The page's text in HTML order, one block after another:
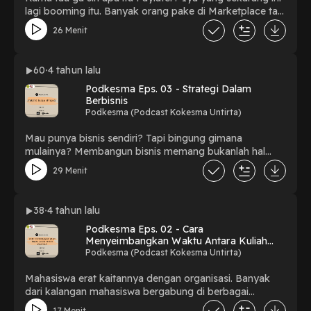
lagi booming itu. Banyak orang pake di Marketplace tapi
Paylater ga cuma di Marketplace aja loh! Kamu udah tau
seberapa banyak nih tentang Paylater? Yuk dengerin
Instagram : @azmiryan1 ----------------------------------
-------------------------------- IG : kokesmauntirta Blog
: kokesmaofficial.blogspot.com Email :
kokesmaofficial@gmail.com Business :
kokesmartuntirta ------------------------------------------
#BravoKopma #KokesmaJaya
26 Menit
60 4 tahun lalu
Podkesma Eps. 03 - Strategi Dalam
Berbisnis
Podkesma (Podcast Kokesma Untirta)
Mau punya bisnis sendiri? Tapi bingung gimana
mulainya? Membangun bisnis memang bukanlah hal
yang mudah. Memerlukan strategi yang tepat agar
bisnis yang kita bangun terus berkembang. Di
strategi dalam berbisnis, ditemenin sama Bang Idham
(Alumni Kokesma Untirta 2018). Yuk simak podcast-nya
sampe akhir untuk dapetin tips dan strategi dalam
berbisnis. Instagram : @mochidhammaulana ----------
-------------------------------------------------------- IG :
Email : kokesmaofficial@gmail.com Business :
kokesmartuntirta ------------------------------------------
29 Menit
38 4 tahun lalu
Podkesma Eps. 02 - Cara
Menyeimbangkan Waktu Antara Kuliah
dengan Organisasi
Podkesma (Podcast Kokesma Untirta)
Mahasiswa erat kaitannya dengan organisasi. Banyak
dari kalangan mahasiswa bergabung di berbagai
organisasi, mulai dari ukm sampai organisasi eksternal.